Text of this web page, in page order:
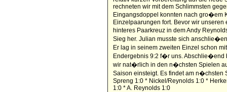
rechneten wir mit dem Schlimmsten
Eingangsdoppel konnten nach gro�em
Einzelpaarungen fort. Bevor wir
hinteres Paarkreuz in dem Andy
Sieg her. Julian musste sich
Er lag in seinem zweiten Einzel schon
Endergebnis 9:2 f�r uns. Abschlie�end
wir nat�rlich in den n�chsten Spielen
Saison einsteigt. Es findet am n�chsten
Spreng 1:0 * Nickel/Reynolds 1:0 *
1:0 * A. Reynolds 1:0